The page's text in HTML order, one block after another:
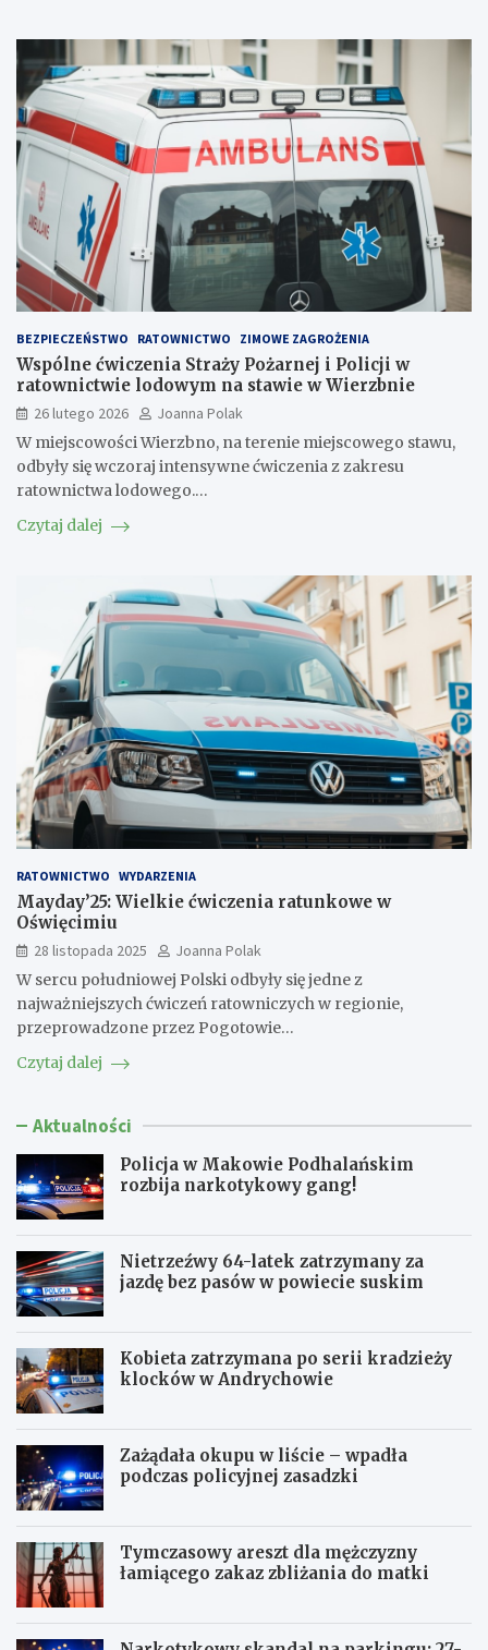
BEZPIECZEŃSTWO RATOWNICTWO ZIMOWE ZAGROŻENIA
Wspólne ćwiczenia Straży Pożarnej i Policji w
ratownictwie lodowym na stawie w Wierzbnie
26 lutego 2026
Joanna Polak
W miejscowości Wierzbno, na terenie miejscowego stawu,
odbyły się wczoraj intensywne ćwiczenia z zakresu
ratownictwa lodowego.…
Czytaj dalej
RATOWNICTWO WYDARZENIA
Mayday’25: Wielkie ćwiczenia ratunkowe w
Oświęcimiu
28 listopada 2025
Joanna Polak
W sercu południowej Polski odbyły się jedne z
najważniejszych ćwiczeń ratowniczych w regionie,
przeprowadzone przez Pogotowie…
Czytaj dalej
Aktualności
Policja w Makowie Podhalańskim
rozbija narkotykowy gang!
Nietrzeźwy 64-latek zatrzymany za
jazdę bez pasów w powiecie suskim
Kobieta zatrzymana po serii kradzieży
klocków w Andrychowie
Zażądała okupu w liście – wpadła
podczas policyjnej zasadzki
Tymczasowy areszt dla mężczyzny
łamiącego zakaz zbliżania do matki